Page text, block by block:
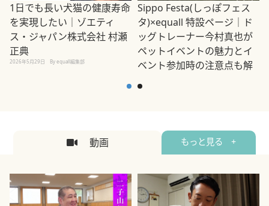
1日でも長い犬猫の健康寿命
を実現したい｜ゾエティ
ス・ジャパン株式会社 村瀬
正典
2026年5月29日 By equall編集部
Sippo Festa(しっぽフェス
タ)×equall 特設ページ｜ド
ッグトレーナー今村真也が
ペットイベントの魅力とイ
ベント参加時の注意点も解
2026年5月12日
動画 もっと見る +